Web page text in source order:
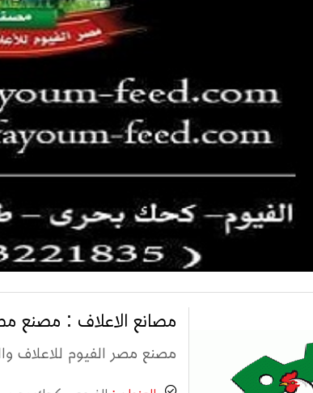
مصانع الاعلاف : مصنع
مصنع مصر الفيوم للاعلاف